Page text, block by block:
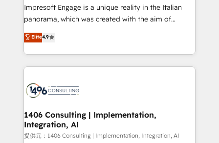
Impresoft Engage is a unique reality in the Italian
panorama, which was created with the aim of
putting Customer Experience at the center by
creating digital environments capable of integrating
people, processes and data. We offer the best
digital solutions on the market, ranging from CRM
marketing automation to online and offline sales
allowing companies to optimize processes and meet
the needs of the customer. We are part of Impresoft
Group, a group of specialized and complementary
Elite4.9
1406 Consulting | Implementation,
Integration, AI
提供元：1406 Consulting | Implementation, Integration, AI